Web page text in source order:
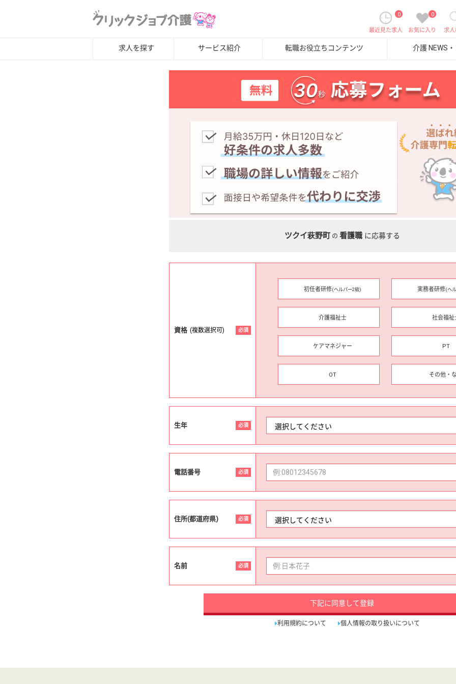
求
0
お気に入り
0
最近見た求人
求人を探す サービス紹介 転職お役立ちコンテンツ 介護 NEWS
ツクイ萩野町 の 看護職 に応募する
資格 (複数選択可) 必須
初任者研修(ヘルパー2級) 実務者研修(ヘ
介護福祉士 社会福祉
ケアマネジャー PT
OT その他・
生年 必須
電話番号 必須
住所(都道府県) 必須
名前 必須
下記に同意して登録
利用規約について 個人情報の取り扱いについて